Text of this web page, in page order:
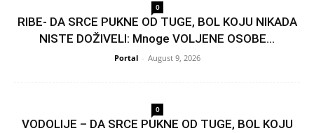
0
RIBE- DA SRCE PUKNE OD TUGE, BOL KOJU NIKADA
NISTE DOŽIVELI: Mnoge VOLJENE OSOBE...
Portal - August 9, 2026
0
VODOLIJE – DA SRCE PUKNE OD TUGE, BOL KOJU